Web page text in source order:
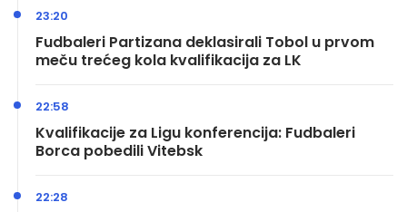
Fudbaleri Partizana deklasirali Tobol u prvom
meču trećeg kola kvalifikacija za LK
23:20
Kvalifikacije za Ligu konferencija: Fudbaleri
Borca pobedili Vitebsk
22:58
22:28